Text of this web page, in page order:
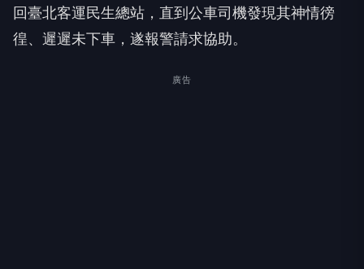
回臺北客運民生總站，直到公車司機發現其神情徬
徨、遲遲未下車，遂報警請求協助。
廣告